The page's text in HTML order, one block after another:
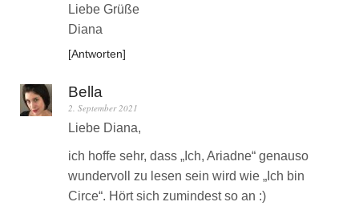
Liebe Grüße
Diana
Antworten
Bella
2. September 2021
Liebe Diana,
ich hoffe sehr, dass „Ich, Ariadne“ genauso
wundervoll zu lesen sein wird wie „Ich bin
Circe“. Hört sich zumindest so an :)